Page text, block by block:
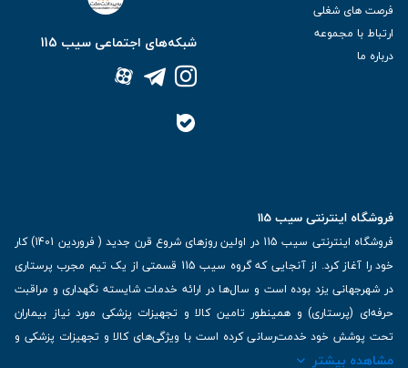
فرصت های شغلی
ارتباط با مجموعه
درباره ما
شبکه‌های اجتماعی سیب 115
فروشگاه اینترنتی سیب 115
فروشگاه اینترنتی سیب 115 در اولین روزهای شروع قرن جدید ( فروردین 1401) کار
خود را آغاز کرد. از آنجایی که گروه سیب 115 قسمتی از یک تیم مجرب پرستاری
در شهرجهانی یزد بوده است و سال‌ها در ارائه خدمات شایسته نگهداری و مراقبت
حرفه‌ای (پرستاری) و همینطور تامین کالا و تجهیزات پزشکی مورد نیاز بیماران
تحت پوشش خود خدمت‌رسانی کرده است با ویژگی‌های کالا و تجهیزات پزشکی و
برترین برندهای موجود در بازار اطلاعات بسیار ارزشمندی را دارا می‌باشد
مشاهده بیشتر